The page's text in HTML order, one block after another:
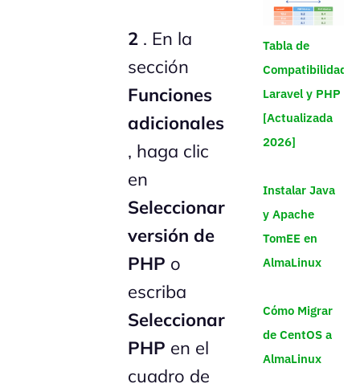
2 . En la
sección
Funciones
adicionales
, haga clic
en
Seleccionar
versión de
PHP o
escriba
Seleccionar
PHP en el
cuadro de
Tabla de
Compatibilidad
Laravel y PHP
[Actualizada
2026]
Instalar Java
y Apache
TomEE en
AlmaLinux
Cómo Migrar
de CentOS a
AlmaLinux